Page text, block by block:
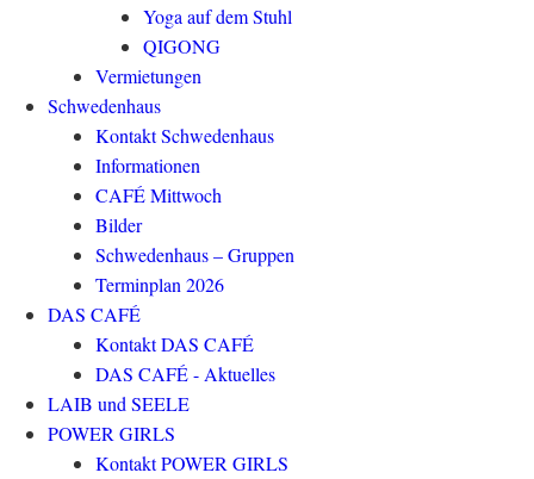
Yoga auf dem Stuhl
QIGONG
Vermietungen
Schwedenhaus
Kontakt Schwedenhaus
Informationen
CAFÉ Mittwoch
Bilder
Schwedenhaus – Gruppen
Terminplan 2026
DAS CAFÉ
Kontakt DAS CAFÉ
DAS CAFÉ - Aktuelles
LAIB und SEELE
POWER GIRLS
Kontakt POWER GIRLS